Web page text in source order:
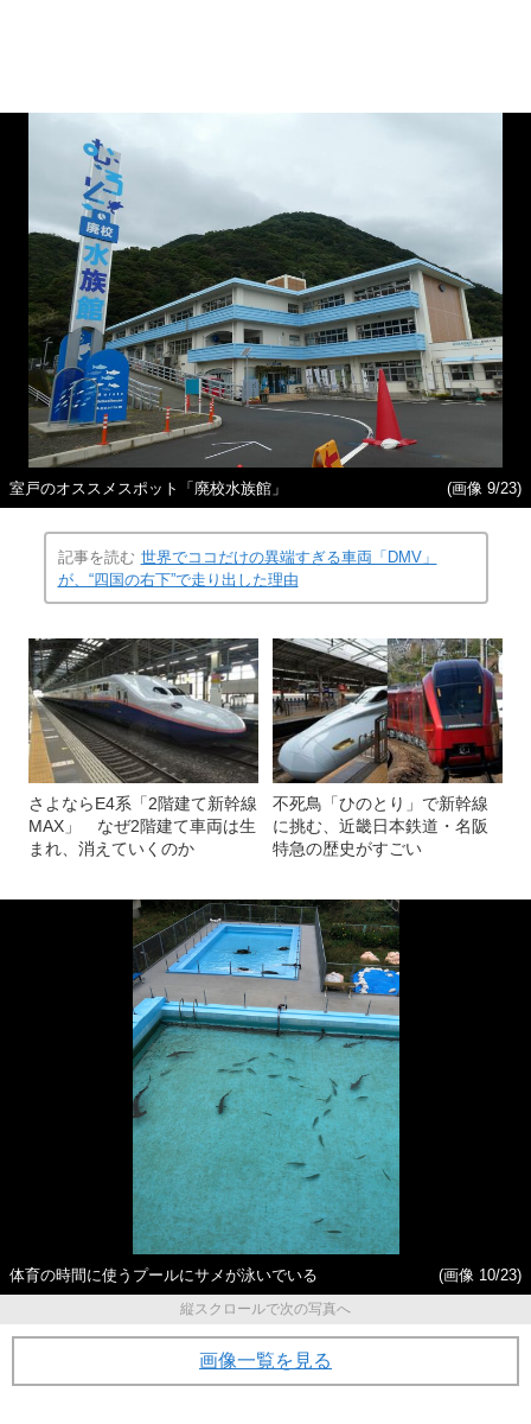
室戸のオススメスポット「廃校水族館」 (画像 9/23)
記事を読む 世界でココだけの異端すぎる車両「DMV」
が、“四国の右下”で走り出した理由
さよならE4系「2階建て新幹線
MAX」 なぜ2階建て車両は生
まれ、消えていくのか
不死鳥「ひのとり」で新幹線
に挑む、近畿日本鉄道・名阪
特急の歴史がすごい
体育の時間に使うプールにサメが泳いでいる
(画像 10/23)
縦スクロールで次の写真へ
画像一覧を見る